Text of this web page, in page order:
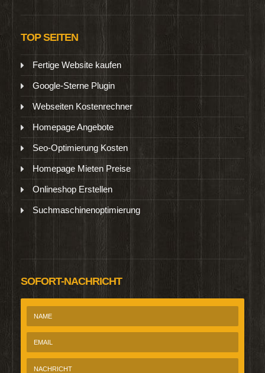
TOP SEITEN
Fertige Website kaufen
Google-Sterne Plugin
Webseiten Kostenrechner
Homepage Angebote
Seo-Optimierung Kosten
Homepage Mieten Preise
Onlineshop Erstellen
Suchmaschinenoptimierung
SOFORT-NACHRICHT